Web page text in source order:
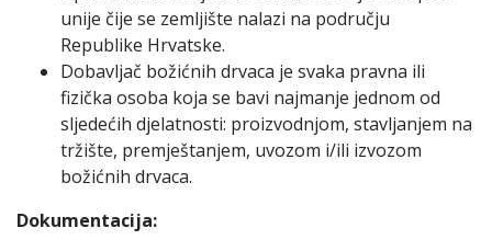
unije čije se zemljište nalazi na području
Republike Hrvatske.
Dobavljač božićnih drvaca je svaka pravna ili
fizička osoba koja se bavi najmanje jednom od
sljedećih djelatnosti: proizvodnjom, stavljanjem na
tržište, premještanjem, uvozom i/ili izvozom
božićnih drvaca.
Dokumentacija: